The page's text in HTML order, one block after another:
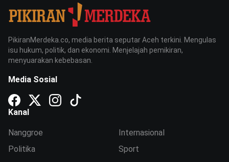
PikiranMerdeka.co, media berita seputar Aceh terkini. Mengulas
isu hukum, politik, dan ekonomi. Menjelajah pemikiran,
menyuarakan kebebasan.
Media Sosial
Kanal
Nanggroe
Politika
Internasional
Sport